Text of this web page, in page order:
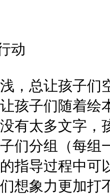
动
，总让孩子们
孩子们随着绘
有太多文字，
们分组（每组
指导过程中可
想象力更加打